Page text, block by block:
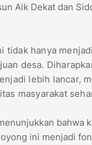
Aik Dekat dan
tidak hanya
desa.
lebih lancar,
masyarakat
bahwa
ini menjadi